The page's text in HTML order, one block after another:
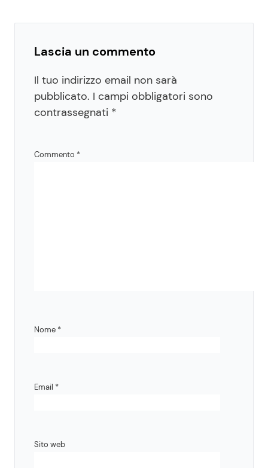
Lascia un commento
Il tuo indirizzo email non sarà
pubblicato. I campi obbligatori sono
contrassegnati *
Commento *
Nome *
Email *
Sito web